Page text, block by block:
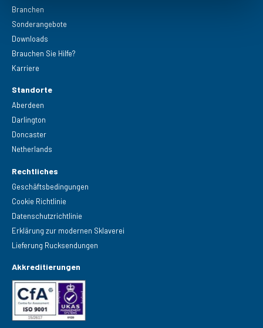
Branchen
Sonderangebote
Downloads
Brauchen Sie Hilfe?
Karriere
Standorte
Aberdeen
Darlington
Doncaster
Netherlands
Rechtliches
Geschäftsbedingungen
Cookie Richtlinie
Datenschutzrichtlinie
Erklärung zur modernen Sklaverei
Lieferung Rucksendungen
Akkreditierungen